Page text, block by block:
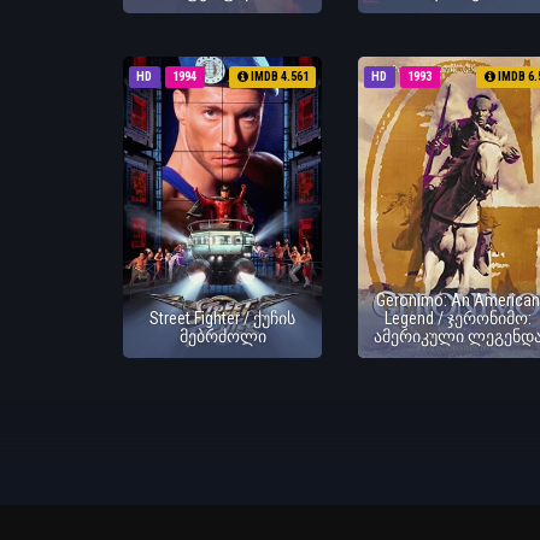
HD 1994 IMDB 4.561
Street Fighter / ქუჩის
მებრძოლი
HD 1993 IMDB
Geronimo: An American
Legend / ჯერონიმო:
ამერიკული